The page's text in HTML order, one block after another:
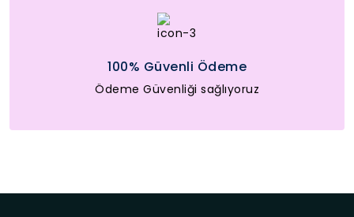
100% Güvenli Ödeme
Ödeme Güvenliği sağlıyoruz